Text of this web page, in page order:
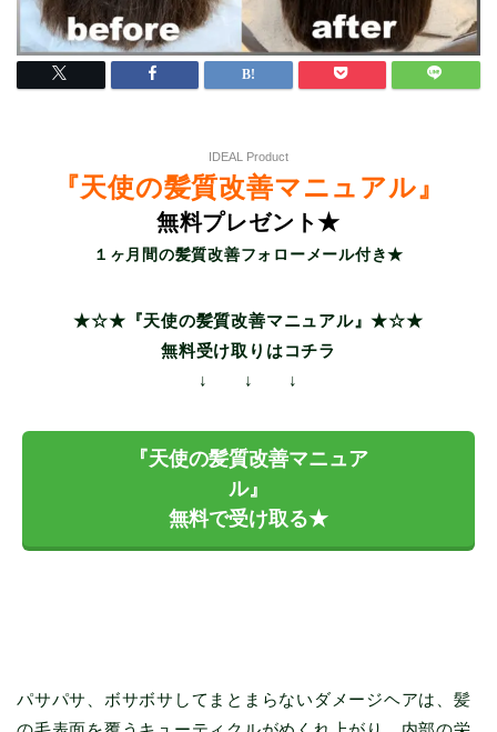
IDEAL Product
『天使の髪質改善マニュアル』
無料プレゼント★
１ヶ月間の髪質改善フォローメール付き★
★☆★『天使の髪質改善マニュアル』★☆★
無料受け取りはコチラ
↓ ↓ ↓
『天使の髪質改善マニュア
ル』
無料で受け取る★
パサパサ、ボサボサしてまとまらないダメージヘアは、髪